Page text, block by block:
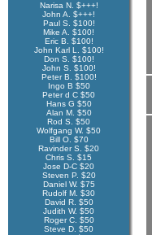
Narisa N. $+++!
John A. $+++!
Paul S. $100!
Mike A. $100!
Eric B. $100!
John Karl L. $100!
Don S. $100!
John S. $100!
Peter B. $100!
Ingo B $50
Peter d C $50
Hans G $50
Alan M. $50
Rod S. $50
Wolfgang W. $50
Bill O. $70
Ravinder S. $20
Chris S. $15
Jose D-C $20
Steven P. $20
Daniel W. $75
Rudolf M. $30
David R. $50
Judith W. $50
Roger C. $50
Steve D. $50